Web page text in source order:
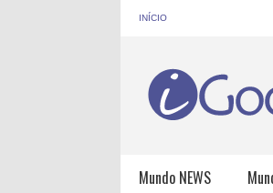
INÍCIO
Mundo NEWS